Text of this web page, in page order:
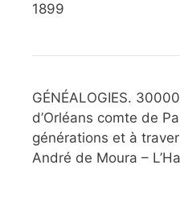
1899
GÉNÉALOGIES.
d’Orléans comte de
générations et à
André de Moura –